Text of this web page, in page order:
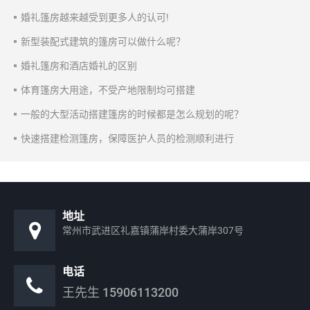
婚礼篷房越来越受到更多人的认可!
新型装配式建筑的篷房可以做什么呢？
婚礼篷房和酒店婚礼的区别
体育篷房大用途，不受产地限制均可搭建
一般的大型活动搭建篷房的时候都是怎么规划的呢？
快速搭建检测篷房，保障医护人员的检测顺利进行
地址
常州市武进区礼嘉镇蒲岸村委大蒲岸307号
电话
王先生 15906113200